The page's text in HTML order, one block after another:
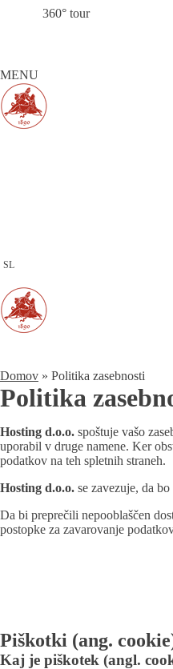
360° tour
MENU
SL
Domov » Politika zasebnosti
Politika
Hosting d.o.o. spoštuje vašo
uporabil v druge namene. Ker
podatkov na teh spletnih straneh.
Hosting d.o.o. se zavezuje, da
Da bi preprečili nepooblaščen
postopke za zavarovanje
Piškotki (ang.
Kaj je piškotek (angl.